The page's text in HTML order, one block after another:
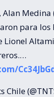
Alan Medina
para los
Lionel
Chile